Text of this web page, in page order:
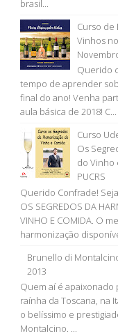
brasil...
Curso de
Vinhos
Querido
tempo de aprender
final do ano! Venha
aula básica de 2018! C...
Curso
Os
do Vinho
PUCRS
Querido Confrade!
OS SEGREDOS DA
VINHO E COMIDA. O
harmonização
Brunello di
2013
Quem aí é apaixonado
raínha da Toscana, na
o belíssimo e
Montalcino. ...